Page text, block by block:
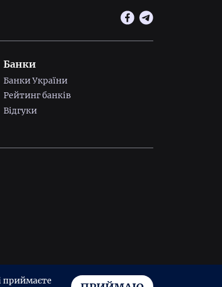
Банки
Банки України
Рейтинг банків
Відгуки
приймаєте